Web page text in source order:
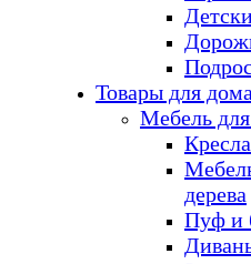
Товары для дома
Мебель
Кресла
дерева
Пуф и